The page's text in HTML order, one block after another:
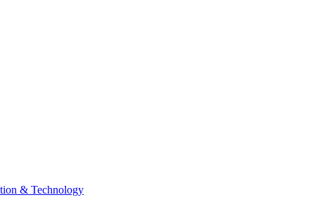
& Technology